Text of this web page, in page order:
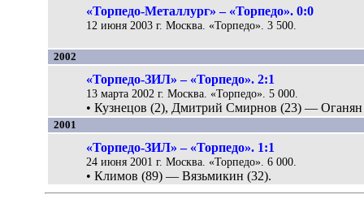
«Торпедо-Металлург» – «Торпедо». 0:0
12 июня 2003 г. Москва. «Торпедо». 3 500.
2002
«Торпедо-ЗИЛ» – «Торпедо». 2:1
13 марта 2002 г. Москва. «Торпедо». 5 000.
• Кузнецов (2), Дмитрий Смирнов (23) — Оганян
2001
«Торпедо-ЗИЛ» – «Торпедо». 1:1
24 июня 2001 г. Москва. «Торпедо». 6 000.
• Климов (89) — Вязьмикин (32).